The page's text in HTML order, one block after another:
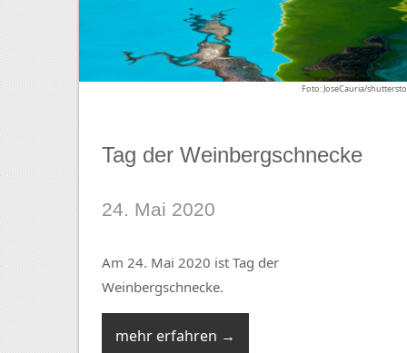
Foto: JoseCauria/
Tag der Weinbergschnecke
24. Mai 2020
Am 24. Mai 2020 ist Tag der
Weinbergschnecke.
mehr erfahren →